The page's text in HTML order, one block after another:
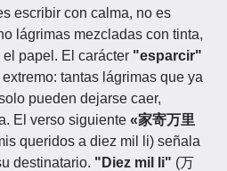
escribir con calma, no es
lágrimas mezcladas con tinta,
papel. El carácter "esparcir"
tantas lágrimas que ya
pueden dejarse caer,
El verso siguiente «家寄万里
queridos a diez mil li) señala
destinatario. "Diez mil li" (万